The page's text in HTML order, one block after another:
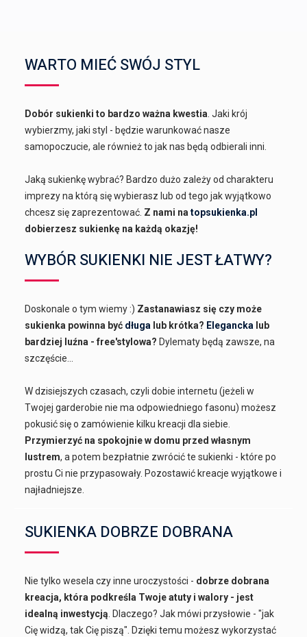
WARTO MIEĆ SWÓJ STYL
Dobór sukienki to bardzo ważna kwestia . Jaki krój
wybierzmy, jaki styl - będzie warunkować nasze
samopoczucie, ale również to jak nas będą odbierali inni.
Jaką sukienkę wybrać? Bardzo dużo zależy od charakteru
imprezy na którą się wybierasz lub od tego jak wyjątkowo
chcesz się zaprezentować. Z nami natopsukienka.pl
dobierzesz sukienkę na każdą okazję!
WYBÓR SUKIENKI NIE JEST ŁATWY?
Doskonale o tym wiemy :) Zastanawiasz się czy może
sukienka powinna być długa lub krótka? Elegancka lub
bardziej luźna - free'stylowa? Dylematy będą zawsze, na
szczęście...
W dzisiejszych czasach, czyli dobie internetu (jeżeli w
Twojej garderobie nie ma odpowiedniego fasonu) możesz
pokusić się o zamówienie kilku kreacji dla siebie.
Przymierzyć na spokojnie w domu przed własnym
lustrem, a potem bezpłatnie zwrócić te sukienki - które po
prostu Ci nie przypasowały. Pozostawić kreacje wyjątkowe i
najładniejsze.
SUKIENKA DOBRZE DOBRANA
Nie tylko wesela czy inne uroczystości - dobrze dobrana
kreacja, która podkreśla Twoje atuty i walory - jest
idealną inwestycją . Dlaczego? Jak mówi przysłowie - "jak
Cię widzą, tak Cię piszą". Dzięki temu możesz wykorzystać